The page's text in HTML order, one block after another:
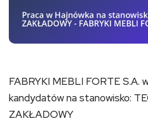
FABRYKI MEBLI FORTE S.A.
kandydatów na stanowisko:
ZAKŁADOWY